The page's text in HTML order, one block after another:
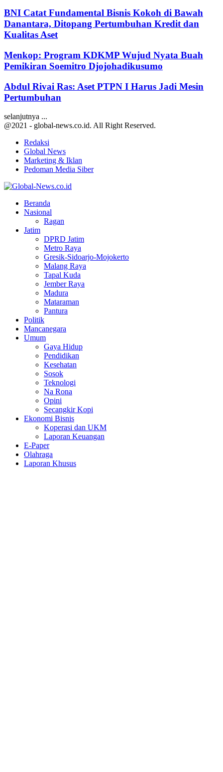
BNI Catat Fundamental Bisnis Kokoh di Bawah
Danantara, Ditopang Pertumbuhan Kredit dan
Kualitas Aset
Menkop: Program KDKMP Wujud Nyata Buah
Pemikiran Soemitro Djojohadikusumo
Abdul Rivai Ras: Aset PTPN I Harus Jadi Mesin
Pertumbuhan
selanjutnya ...
@2021 - global-news.co.id. All Right Reserved.
Redaksi
Global News
Marketing & Iklan
Pedoman Media Siber
Beranda
Nasional
Ragan
Jatim
DPRD Jatim
Metro Raya
Gresik-Sidoarjo-Mojokerto
Malang Raya
Tapal Kuda
Jember Raya
Madura
Mataraman
Pantura
Politik
Mancanegara
Umum
Gaya Hidup
Pendidikan
Kesehatan
Sosok
Teknologi
Na Rona
Opini
Secangkir Kopi
Ekonomi Bisnis
Koperasi dan UKM
Laporan Keuangan
E-Paper
Olahraga
Laporan Khusus